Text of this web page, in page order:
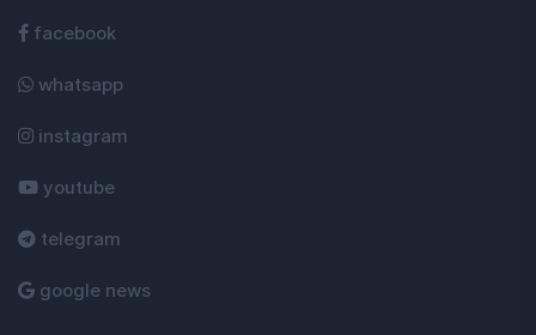
facebook
whatsapp
instagram
youtube
telegram
google news